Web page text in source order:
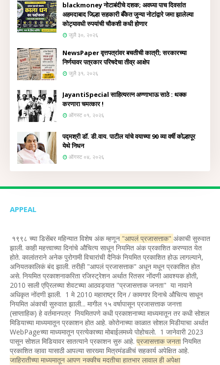
blackmoney नोटाबंदीचे दशक; अवघ्या पाच दिवसांत
अहमदाबाद जिल्हा सहकारी बँकेत जुन्या नोटांद्वारे जमा झालेल्या
कोट्यावधी रुपयांची चौकशी कधी होणार
जुलै ३०, २०२६
NewsPaper वृत्तपत्रांवर बचतीची कात्री; सरकारच्या
निर्णयावर पत्रकार परिषदेचा तीव्र आक्षेप
जुलै ३१, २०२६
JayantiSpecial साहित्यरत्न अण्णाभाऊ साठे : थक्क
करणारा चमत्कार !
ऑगस्ट ०१, २०२६
पद्मश्री डॉ. डी.वाय. पाटील यांचे वयाच्या 90 व्या वर्षी कोल्हापूर
येथे निधन
ऑगस्ट ०४, २०२६
APPEAL
१९९८ च्या डिसेंबर महिन्यात विशेष अंक म्हणून "आपलं प्रजासत्ताक" अंकाची सुरुवात
झाली. काही महत्त्वाच्या दिनांचे औचित्य साधून नियमित अंक प्रकाशित करण्यात येत
होते. कालांतराने अनेक पुरोगामी विचारांची दैनिकं नियमित प्रकाशित होऊ लागल्याने,
अनियतकालिकं बंद झाली. तरीही "आपलं प्रजासत्ताक" अधून मधून प्रकाशित होत
असे. नियमित प्रकाशनाकरिता रजिस्ट्रेशन अर्थात रितसर नोंदणी आवश्यक होती,
2010 साली एप्रिलच्या शेवटच्या आठवड्यात "प्रजासत्ताक जनता" या नावाने
अधिकृत नोंदणी झाली. 1 मे 2010 महाराष्ट्र दिन / कामगार दिनाचे औचित्य साधून
नियमित अंकाची सुरुवात झाली... मागील १५ वर्षापासून प्रजासत्ताक जनत्ता
(साप्ताहिक) हे वर्तमानपत्र नियमितपणे कधी प्रकाशनाच्या माध्यमातून तर कधी सोशल
मिडियाच्या माध्यमातून प्रकाशन होत आहे. कोरोनाच्या काळात सोशल मिडीयाचा अर्थात
WebPageच्या माध्यमातून प्रत्येकाच्या मोबाईलमध्ये पोहोचलो. 1 जानेवारी 2023
पासून सोशल मिडियावर सातत्याने प्रकाशन सुरु आहे. प्रजासत्ताक जनतानियमित
प्रकाशित व्हावा यासाठी आपल्या सारख्या मित्रमंडळीचं सहकार्य अपेक्षित आहे.
जाहिरातीच्या माध्यमातून आपण नक्कीच मदतीचा हातभार लावाल ही अपेक्षा